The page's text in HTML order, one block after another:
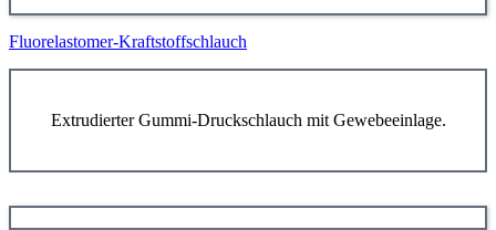
Fluorelastomer-Kraftstoffschlauch
Extrudierter Gummi-Druckschlauch mit Gewebeeinlage.